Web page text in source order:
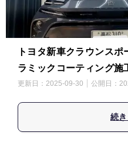
トヨタ新車クラウンス
ラミックコーティング施
更新日： 2025-09-30 公開日：
続